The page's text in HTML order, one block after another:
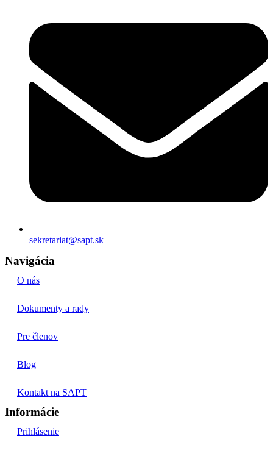
sekretariat@sapt.sk
Navigácia
O nás
Dokumenty a rady
Pre členov
Blog
Kontakt na SAPT
Informácie
Prihlásenie